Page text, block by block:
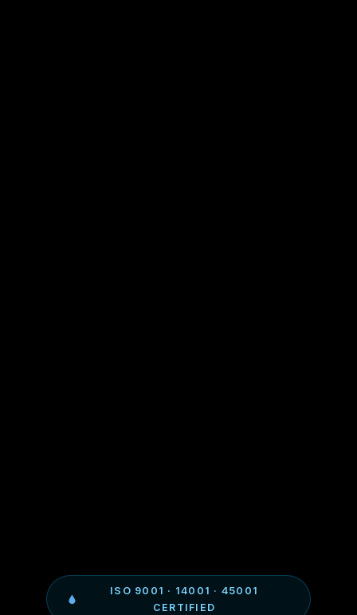
ISO 9001 · 14001 · 45001
CERTIFIED